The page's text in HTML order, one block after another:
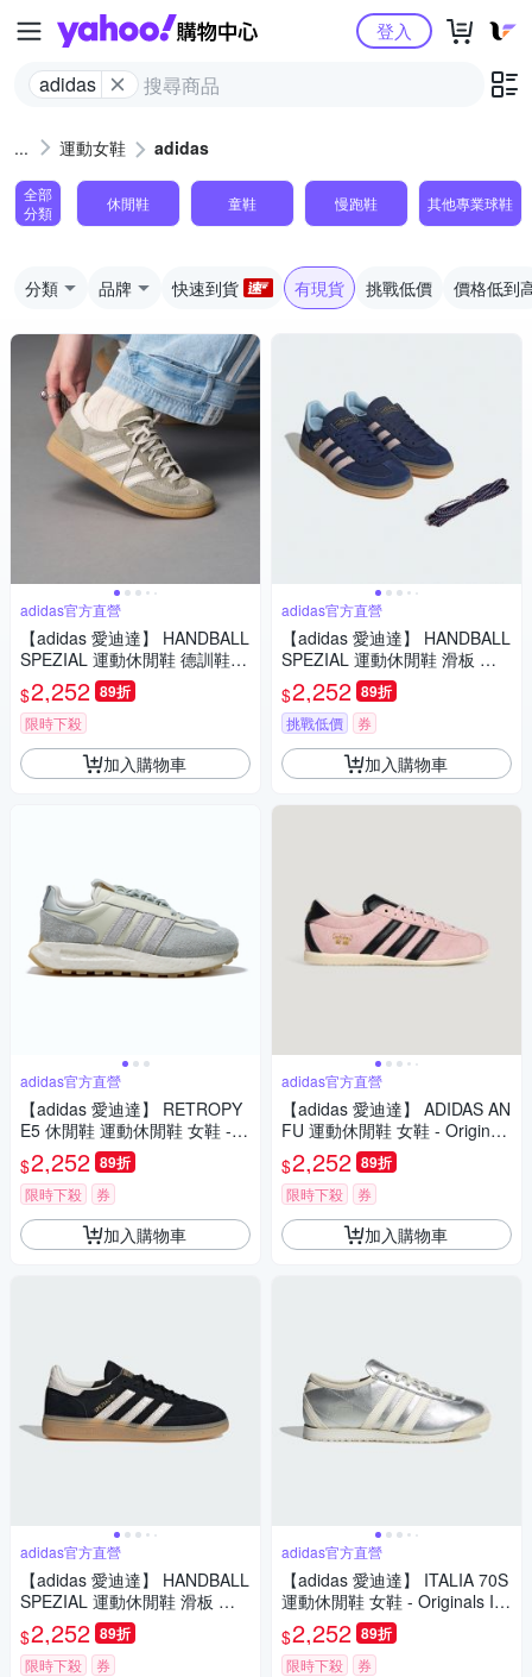
Yahoo購物中心
adidas
登入
運動女鞋 adidas
全部
分類
休閒鞋 童鞋 慢跑鞋 其他專業球鞋
分類 品牌 快速到貨 有現貨 挑戰低價 價格低到
adidas官方直營
【adidas 愛迪達】 HANDBALL
SPEZIAL 運動休閒鞋 德訓鞋
滑板 復古 女鞋 - Originals JR0
850
$2,252 89折
限時下殺
加入購物車
adidas官方直營
【adidas 愛迪達】 RETROPY
E5 休閒鞋 運動休閒鞋 女鞋 - O
riginals ID8292
$2,252 89折
限時下殺 券
加入購物車
adidas官方直營
【adidas 愛迪達】 HANDBALL
SPEZIAL 運動休閒鞋 滑板 德
訓鞋 復古 女鞋 - Originals IH1
512
$2,252 89折
限時下殺 券
adidas官方直營
【adidas 愛迪達】 HANDBALL
SPEZIAL 運動休閒鞋 滑板 德
訓鞋 復古 女鞋 - Originals JR0
851
$2,252 89折
挑戰低價 券
加入購物車
adidas官方直營
【adidas 愛迪達】 ADIDAS AN
FU 運動休閒鞋 女鞋 - Originals
KJ3955
$2,252 89折
限時下殺 券
加入購物車
adidas官方直營
【adidas 愛迪達】 ITALIA 70S
運動休閒鞋 女鞋 - Originals IH
6664
$2,252 89折
限時下殺 券